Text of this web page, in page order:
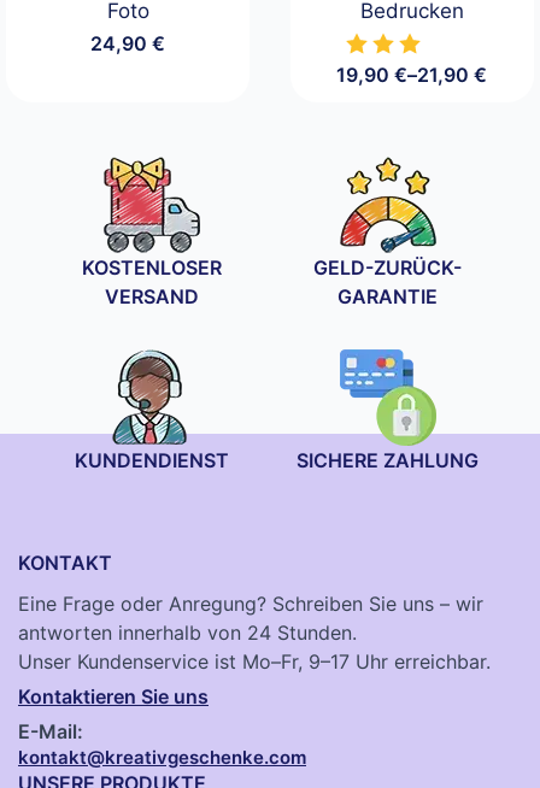
Foto
24,90€
Bedrucken
19,90€–21,90€
Preisspanne:
KOSTENLOSER
VERSAND
GELD-ZURÜCK-
GARANTIE
KUNDENDIENST SICHERE ZAHLUNG
KONTAKT
Eine Frage oder Anregung? Schreiben Sie uns – wir
antworten innerhalb von 24 Stunden.
Unser Kundenservice ist Mo–Fr, 9–17 Uhr erreichbar.
Kontaktieren Sie uns
E-Mail:
kontakt@kreativgeschenke.com
UNSERE PRODUKTE